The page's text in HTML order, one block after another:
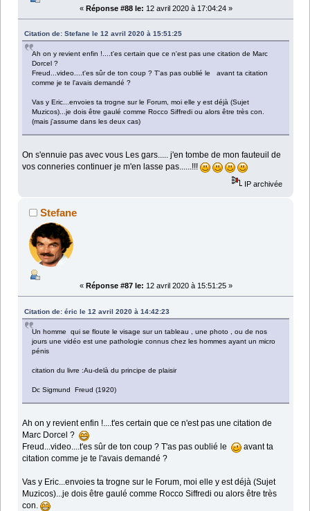
« Réponse #88 le: 12 avril 2020 à 17:04:24 »
Citation de: Stefane le 12 avril 2020 à 15:51:25
Ah on y revient enfin !....t'es certain que ce n'est pas une citation de Marc
Dorcel ?
Freud...video....t'es sûr de ton coup ? T'as pas oublié le avant ta citation
comme je te l'avais demandé ?
Vas y Eric...envoies ta trogne sur le Forum, moi elle y est déjà (Sujet
Muzicos)...je dois être gaulé comme Rocco Siffredi ou alors être très con.
(mais j'assume dans les deux cas)
On s'ennuie pas avec vous Les gars..... j'en tombe de mon fauteuil de
vos conneries continuer je m'en lasse pas......!!!
IP archivée
Stefane
« Réponse #87 le: 12 avril 2020 à 15:51:25 »
Citation de: éric le 12 avril 2020 à 14:42:23
Un homme qui se floute le visage sur un tableau , une photo , ou de nos
jours une vidéo est une pathologie connus chez les hommes ayant un micro
pénis
citation du livre :Au-delà du principe de plaisir
Dc Sigmund Freud (1920)
Ah on y revient enfin !....t'es certain que ce n'est pas une citation de
Marc Dorcel ?
Freud...video....t'es sûr de ton coup ? T'as pas oublié le
avant ta
citation comme je te l'avais demandé ?
Vas y Eric...envoies ta trogne sur le Forum, moi elle y est déjà (Sujet
Muzicos)...je dois être gaulé comme Rocco Siffredi ou alors être très
con.